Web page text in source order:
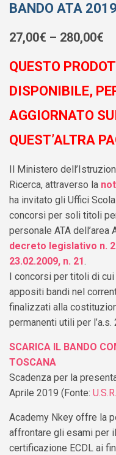
BANDO ATA
27,00€ – 280,00€
QUESTO
DISPONIBILE,
AGGIORNATO
QUEST’ALTRA
Il Ministero
Ricerca, attraverso la
ha invitato gli Uffici
concorsi per soli titoli
personale ATA dell’area
decreto legislativo n.
23.02.2009, n. 21.
I concorsi per titoli di
appositi bandi nel
finalizzati alla
permanenti utili per
SCARICA IL BANDO
TOSCANA
Scadenza per la
Aprile 2019 (Fonte:
Academy Nkey offre la
affrontare gli esami per
certificazione ECDL ai